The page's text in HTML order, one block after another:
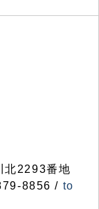
2293番地
8856 / to